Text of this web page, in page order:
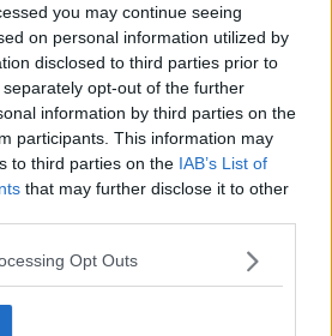
you may continue seeing
on personal information utilized by
disclosed to third parties prior to
opt-out of the further
information by third parties on the
participants. This information may
to third parties on the IAB’s List of
that may further disclose it to other
Opt Outs
dove sedere in attesa della
davanti a me, è tutto veloce,tocca a
di identità, ricevo il foglio da dare al
volontario mi fa accomodare di fronte a
box in un gruppo di tre, sono il primo
poi mi chiede di sfoderare il deltoide,
mentre penso “quanto ci mette?” mi fa